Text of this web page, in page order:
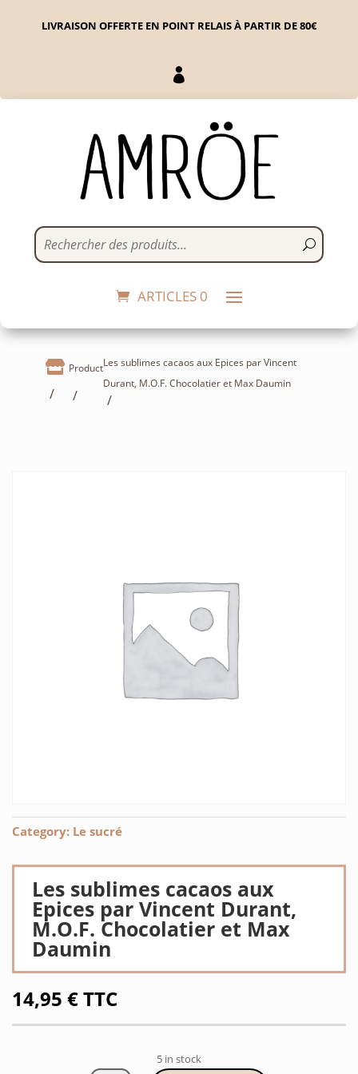
LIVRAISON OFFERTE EN POINT RELAIS À PARTIR DE 80€

ARTICLES 0
 ProductLes sublimes cacaos aux Epices par Vincent
Durant, M.O.F. Chocolatier et Max Daumin
Category: Le sucré
Les sublimes cacaos aux
Epices par Vincent Durant,
M.O.F. Chocolatier et Max
Daumin
14,95 €TTC
5 in stock
Bol Breton - Joli Coeur